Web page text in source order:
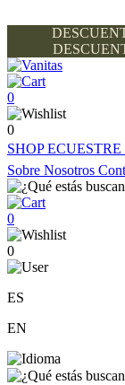
0
0
SHOPECUESTRE
Sobre Nosotros
0
0
ES
EN